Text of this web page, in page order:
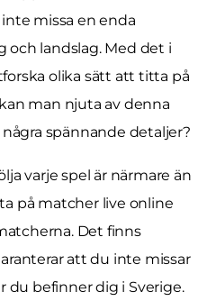
missa en enda
och landslag. Med det i
olika sätt att titta på
man njuta av denna
spännande detaljer?
varje spel är närmare än
på matcher live online
Det finns
att du inte missar
du befinner dig i Sverige.